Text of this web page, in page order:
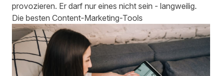
provozieren. Er darf nur eines nicht sein - langweilig.
Die besten Content-Marketing-Tools